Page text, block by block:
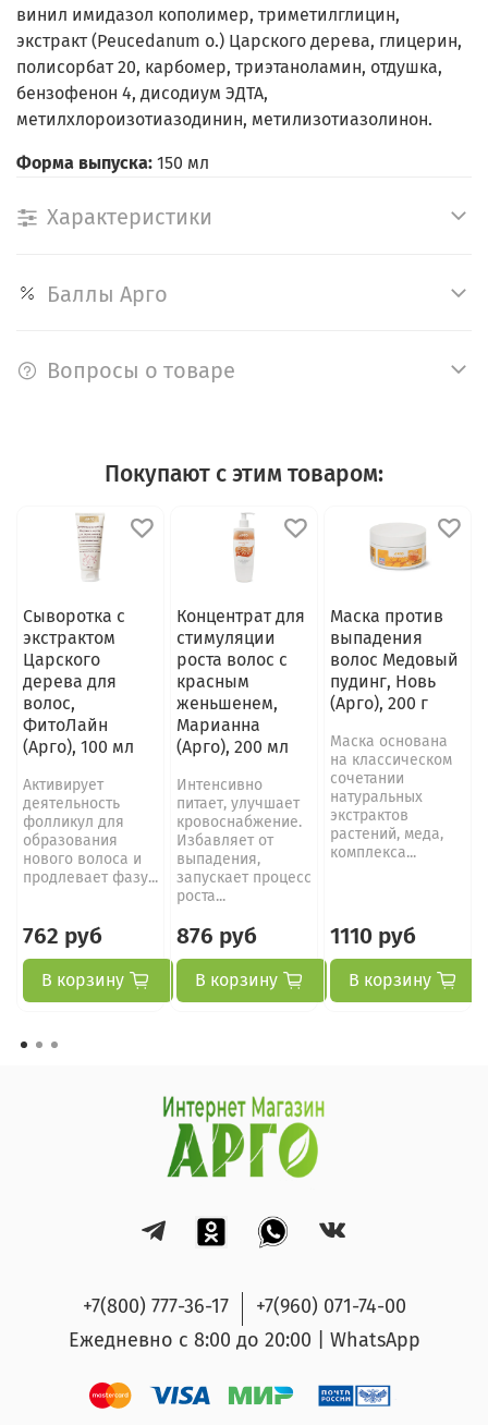
винил имидазол кополимер, триметилглицин,
экстракт (Peucedanum o.) Царского дерева, глицерин,
полисорбат 20, карбомер, триэтаноламин, отдушка,
бензофенон 4, дисодиум ЭДТА,
метилхлороизотиазодинин, метилизотиазолинон.
Форма выпуска: 150 мл
Характеристики
Баллы Арго
Вопросы о товаре
Покупают с этим товаром:
Сыворотка с
экстрактом
Царского
дерева для
волос,
ФитоЛайн
(Арго), 100 мл
Активирует
деятельность
фолликул для
образования
нового волоса и
продлевает фазу...
762 руб
В корзину
Концентрат для
стимуляции
роста волос с
красным
женьшенем,
Марианна
(Арго), 200 мл
Интенсивно
питает, улучшает
кровоснабжение.
Избавляет от
выпадения,
запускает процесс
роста...
876 руб
В корзину
Маска против
выпадения
волос Медовый
пудинг, Новь
(Арго), 200 г
Маска основана
на классическом
сочетании
натуральных
экстрактов
растений, меда,
комплекса...
1110 руб
В корзину
+7(800) 777-36-17
+7(960) 071-74-00
Ежедневно с 8:00 до 20:00 | WhatsApp